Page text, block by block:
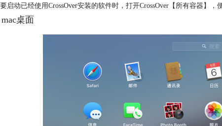
启动已经使用CrossOver安装的软件时，打开CrossOver【所有容器】
mac桌面